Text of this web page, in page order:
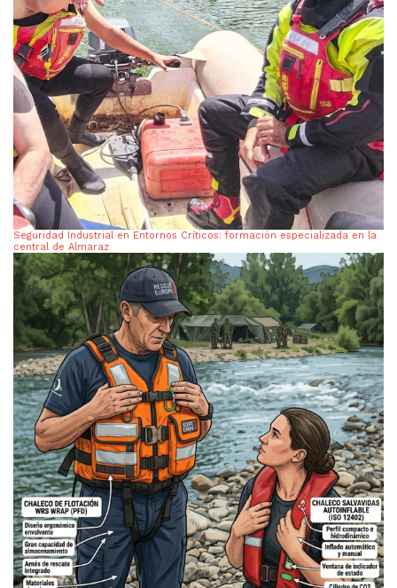
Seguridad Industrial en Entornos Críticos: formación especializada en la
central de Almaraz